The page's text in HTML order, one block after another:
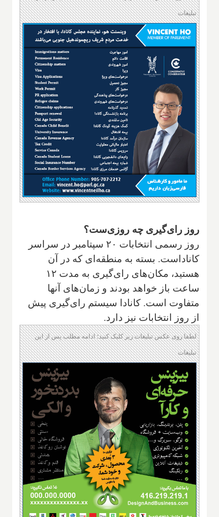
تبلیغات
روز رای‌گیری چه روزی‌ست؟
روز رسمی انتخابات ۲۰ سپتامبر در سراسر
کاناداست. بسته به منطقه‌ای که در آن
هستید، مکان‌های رای‌گیری به مدت ۱۲
ساعت باز خواهد بودند و زمان‌های آنها
متفاوت است. کانادا سیستم رای‌گیری پیش
از روز انتخابات نیز دارد.
لطفا روی عکس تبلیغات زیر کلیک کنید؛ ادامه مطلب پس از این
تبلیغات